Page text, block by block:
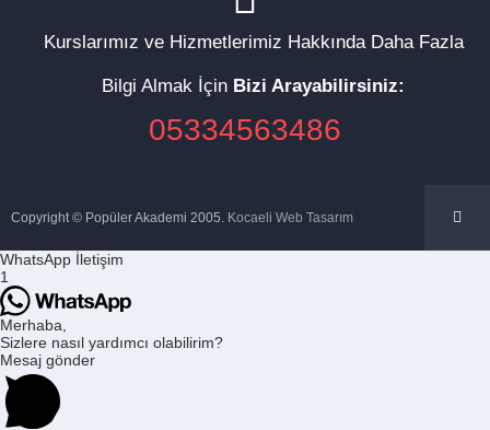
Kurslarımız ve Hizmetlerimiz Hakkında Daha Fazla
Bilgi Almak İçin Bizi Arayabilirsiniz:
05334563486
Copyright © Popüler Akademi 2005. Kocaeli Web Tasarım
WhatsApp İletişim
1
Merhaba,
Sizlere nasıl yardımcı olabilirim?
Mesaj gönder